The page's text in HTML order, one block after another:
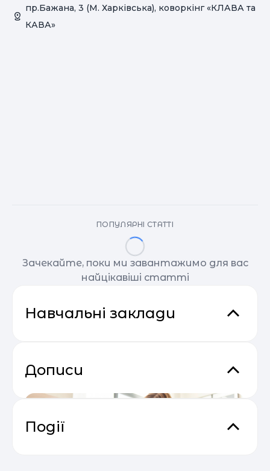
пр.Бажана, 3 (М. Харківська), коворкінг «КЛАВА та
КАВА»
ПОПУЛЯРНІ СТАТТІ
Зачекайте, поки ми завантажимо для вас
найцікавіші статті
Навчальні заклади
Дописи
Події